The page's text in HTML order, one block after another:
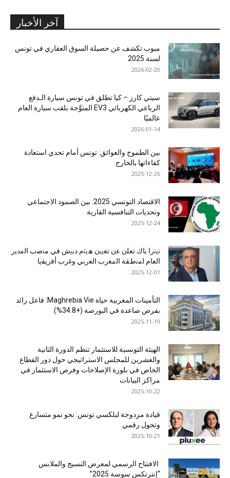
آخر الأخبار
مبوب تكشف عن حصيلة السوق العقاري في تونس
لسنة 2025
2026-02-20
سيتي كارز – كيا تطلق في تونس سيارة الـدفع
الرباعي الكهربائي EV3 المتوَّجة بلقب سيارة العام
عالميًا
2026-01-14
بين الطموح والعوائق: تونس أمام تحدي استعادة
كفاءاتها بالخارج
2025-12-26
الاقتصاد التونسي 2025: بين الصمود الاجتماعي
وتحديات التنافسية القارية
2025-12-24
ﺗﯾﺗرا ﺑﺎك ﺗﻌﻠن ﻋن ﺗﻌﯾﯾن ھﯾﺛم دﺑﯾش ﻓﻲ ﻣﻧﺻب اﻟﻣدﯾر
اﻟﻌﺎم ﻟﻣﻧطﻘﺔ اﻟﻣﻐرب اﻟﻌرﺑﻲ وﻏرب أﻓرﯾﻘﯾﺎ
2025-12-01
التأمينات المغربية حياة Maghrebia Vie: فاعل رائد
بفرص صاعدة في البورصة (+34.8%)
2025-11-19
الهيئة التونسية للاستثمار تنظم الدورة الثانية
والعشرين للمجلس الاستراتيجي حول دور القطاع
الخاص في بلورة الإصلاحات وفرص الاستثمار في
مراكز البيانات
2025-10-22
قيادة مزدوجة لبلكسي تونس: نحو نمو متسارع
وتحول رقمي
2025-10-21
الافتتاح الرسمي لمعرض النسيج والملابس
“إنترتكس سوسة 2025”